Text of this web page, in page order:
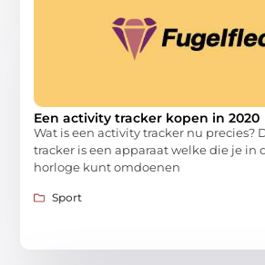
Een activity tracker kopen in 2020
Wat is een activity tracker nu precies?
tracker is een apparaat welke die je in
horloge kunt omdoenen
Sport